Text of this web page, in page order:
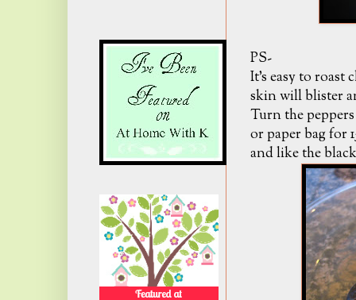
PS-
It's easy to roast
skin will blister
Turn the
or paper bag for
and like the